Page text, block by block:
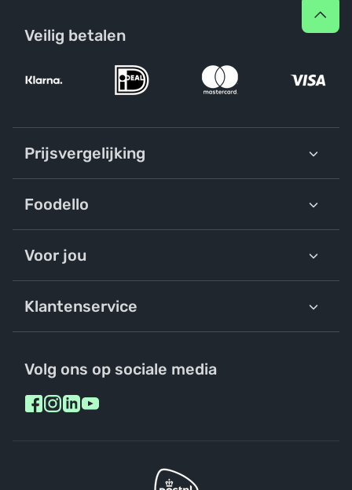
Veilig betalen
Prijsvergelijking
Foodello
Voor jou
Klantenservice
Volg ons op sociale media